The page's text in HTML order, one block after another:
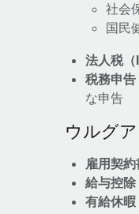
社会
国民
法人税（
税務申告
な申告
ウルグ
雇用契約
給与控除
有給休暇